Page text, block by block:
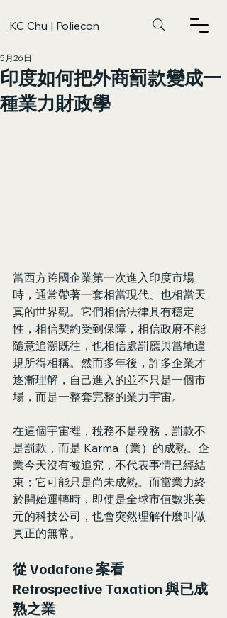
KC Chu | Poliecon
印度如何把外商罰款變成一
種業力財政學
5月26日
當西方跨國企業第一次進入印度市場
時，通常帶著一套相當現代、也相當天
真的世界觀。它們相信法律具有穩定
性，相信契約受到保障，相信政府不能
隨意追溯既往，也相信處罰應與當地違
規所得相稱。然而多年後，許多企業才
逐漸理解，自己進入的並不只是一個市
場，而是一整套完整的業力宇宙。
在這個宇宙裡，稅務不是稅務，罰款不
是罰款，而是 Karma（業）的成熟。企
業今天沒有被追究，不代表事情已經結
束；它可能只是尚未成熟。而當業力終
於開始運轉時，即使是全球市值數兆美
元的科技公司，也會突然理解什麼叫做
真正的無常。
從 Vodafone 案看
Retrospective Taxation 與已成
熟之業